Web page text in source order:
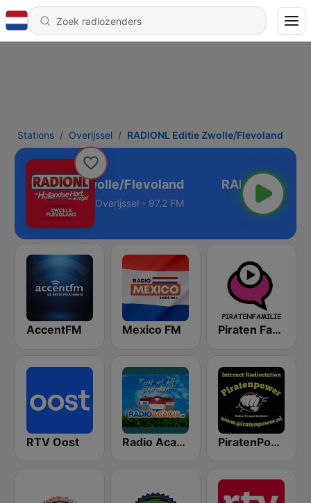
Stations Overijssel RADIONL Editie Zwolle/Flevoland
Editie Zwolle/Flevoland
Overijssel - 97.2 FM
AccentFM Mexico FM Piraten Familie
RTV Oost Radio Acacia PiratenPower